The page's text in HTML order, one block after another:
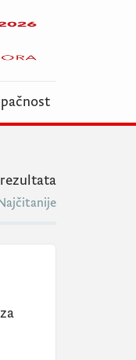
rezultata